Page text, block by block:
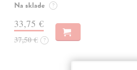
Na sklade ?
33,75 €
37,50 € ?